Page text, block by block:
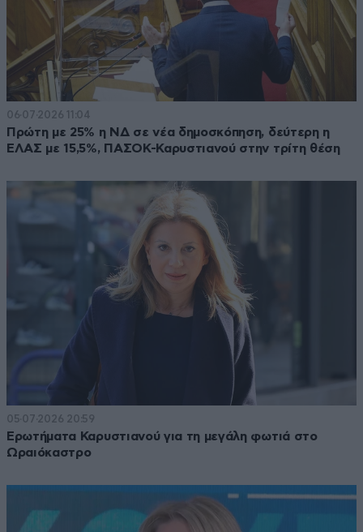
06·07·2026 11:04
Πρώτη με 25% η ΝΔ σε νέα δημοσκόπηση, δεύτερη η
ΕΛΑΣ με 15,5%, ΠΑΣΟΚ-Καρυστιανού στην τρίτη θέση
05·07·2026 20:59
Ερωτήματα Καρυστιανού για τη μεγάλη φωτιά στο
Ωραιόκαστρο